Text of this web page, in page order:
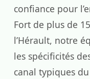
confiance pour
Fort de plus de
l’Hérault, notre
les spécificités
canal typiques